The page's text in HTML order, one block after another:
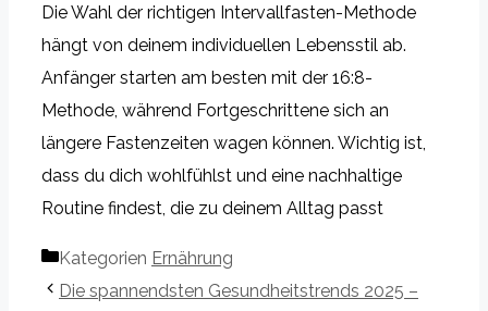
Die Wahl der richtigen Intervallfasten-Methode
hängt von deinem individuellen Lebensstil ab.
Anfänger starten am besten mit der 16:8-
Methode, während Fortgeschrittene sich an
längere Fastenzeiten wagen können. Wichtig ist,
dass du dich wohlfühlst und eine nachhaltige
Routine findest, die zu deinem Alltag passt
Kategorien Ernährung
Die spannendsten Gesundheitstrends 2025 –